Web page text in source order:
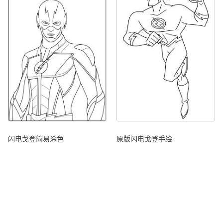
闪电戈登简易涂色 原版闪电戈登手绘